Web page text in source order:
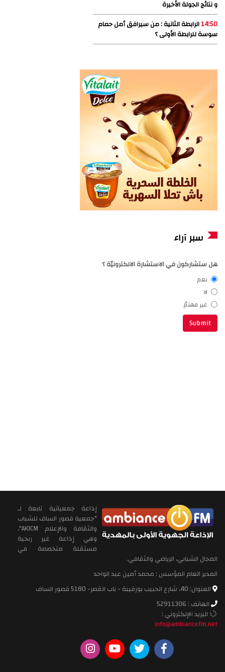
و نتائج الجولة الأخيرة
14:50الرابطة الثانية : من سيرافق أمل حمام
سوسة للرابطة الأولى ؟
سبر آراء
هل ستشاركون في الاستشارة الالكترونيّة ؟
نعم
لا
غير مهتمّ
إذاعة جمعياتية تابعة لـ
"جمعية قصور الساف للشباب
والثقافة والإعلام AKJCM"،
وهي إذاعة غير ربحية
مستقلة متخصصة في
المجال الشبابي، الرياضي والثقافي.
المدير العام المؤسس : محمد أمين عبد الواحد
العنوان: 40، شارع الحبيب بورقيبة - باب القصر- 5180 قصور الساف
الهاتف : 52911306
البريد الإلكتروني :
info@ambiancefm.net